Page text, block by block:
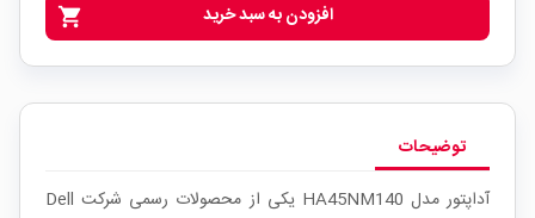
shopping_cart افزودن به سبد خرید
توضیحات
آداپتور مدل HA45NM140 یکی از محصولات رسمی شرکت Dell